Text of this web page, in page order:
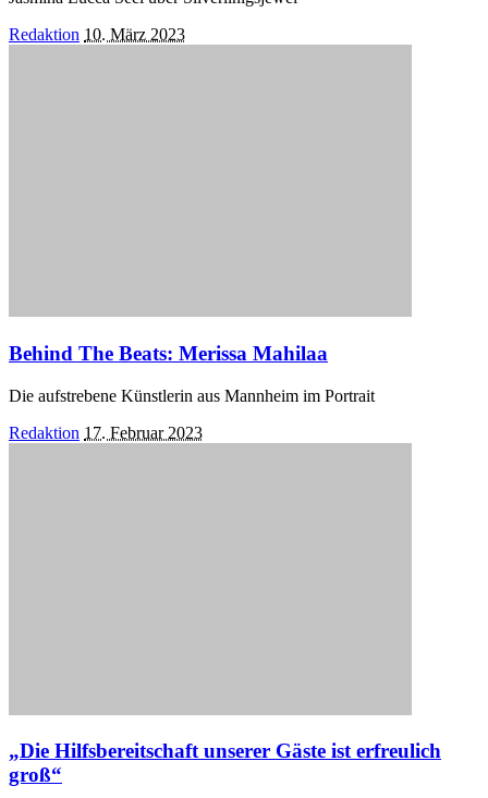
Posted
Redaktion 10. März 2023
Behind The Beats: Merissa Mahilaa
Die aufstrebene Künstlerin aus Mannheim im Portrait
Posted
Redaktion 17. Februar 2023
„Die Hilfsbereitschaft unserer Gäste ist erfreulich
groß“